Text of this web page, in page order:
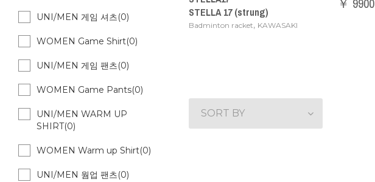
STELLA 17 (strung)
Badminton racket, KAWASAKI
SORT BY
UNI/MEN 게임 셔츠(0)
WOMEN Game Shirt(0)
UNI/MEN 게임 팬츠(0)
WOMEN Game Pants(0)
UNI/MEN WARM UP
SHIRT(0)
WOMEN Warm up Shirt(0)
UNI/MEN 웜업 팬츠(0)